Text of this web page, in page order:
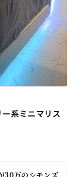
系ミニマリス